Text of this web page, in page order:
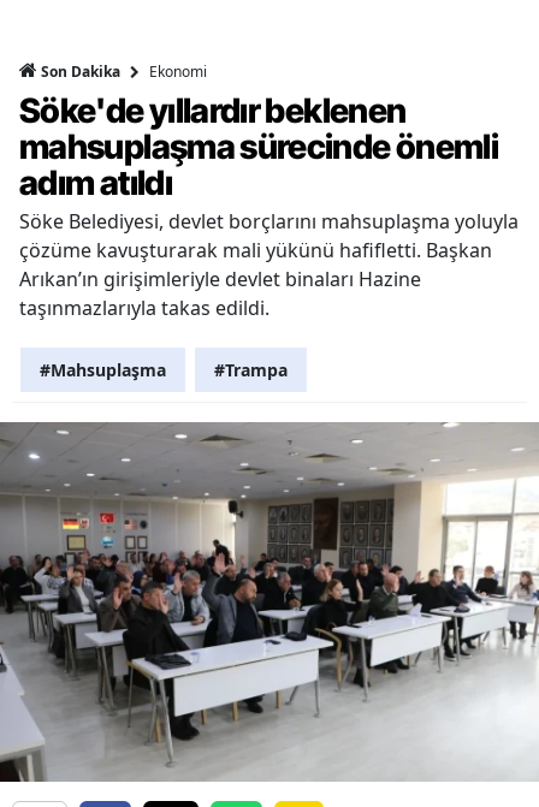
Son Dakika Ekonomi
Söke'de yıllardır beklenen
mahsuplaşma sürecinde önemli
adım atıldı
Söke Belediyesi, devlet borçlarını mahsuplaşma yoluyla
çözüme kavuşturarak mali yükünü hafifletti. Başkan
Arıkan’ın girişimleriyle devlet binaları Hazine
taşınmazlarıyla takas edildi.
#Mahsuplaşma #Trampa